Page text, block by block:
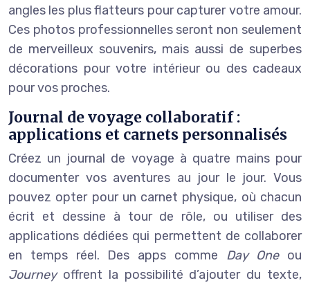
angles les plus flatteurs pour capturer votre amour.
Ces photos professionnelles seront non seulement
de merveilleux souvenirs, mais aussi de superbes
décorations pour votre intérieur ou des cadeaux
pour vos proches.
Journal de voyage collaboratif :
applications et carnets personnalisés
Créez un journal de voyage à quatre mains pour
documenter vos aventures au jour le jour. Vous
pouvez opter pour un carnet physique, où chacun
écrit et dessine à tour de rôle, ou utiliser des
applications dédiées qui permettent de collaborer
en temps réel. Des apps comme Day Oneou
Journeyoffrent la possibilité d’ajouter du texte,